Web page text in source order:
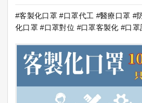
#客製化口罩 #口罩代工 #醫療口罩 #
化口罩 #口罩對位 #口罩客製化 #口罩